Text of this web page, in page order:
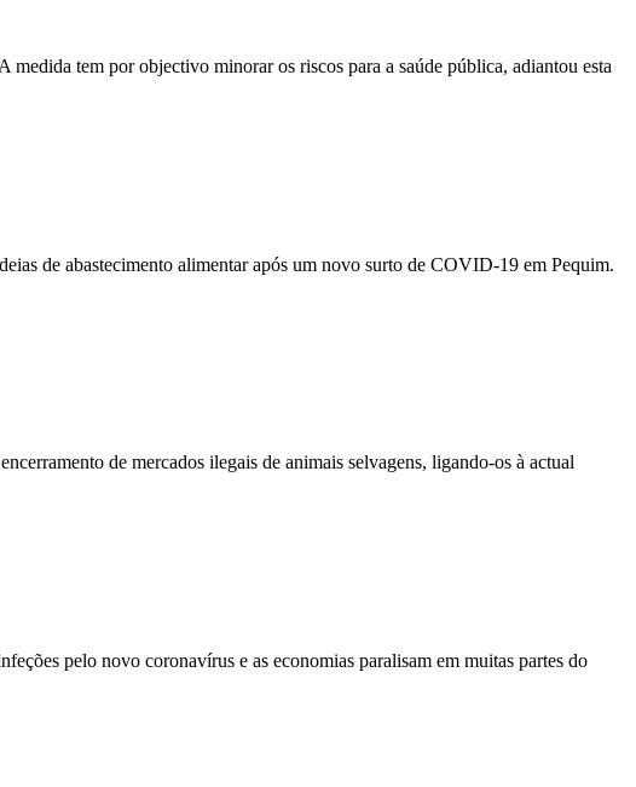
tem por objectivo minorar os riscos para a saúde pública, adiantou esta
de abastecimento alimentar após um novo surto de COVID-19 em Pequim.
de mercados ilegais de animais selvagens, ligando-os à actual
pelo novo coronavírus e as economias paralisam em muitas partes do